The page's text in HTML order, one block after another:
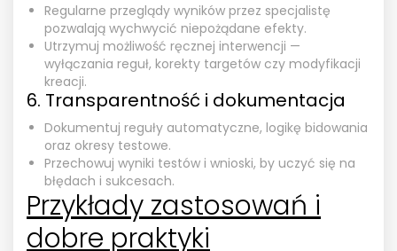
Regularne przeglądy wyników przez specjalistę
pozwalają wychwycić niepożądane efekty.
Utrzymuj możliwość ręcznej interwencji —
wyłączania reguł, korekty targetów czy modyfikacji
kreacji.
6. Transparentność i dokumentacja
Dokumentuj reguły automatyczne, logikę bidowania
oraz okresy testowe.
Przechowuj wyniki testów i wnioski, by uczyć się na
błędach i sukcesach.
Przykłady zastosowań i
dobre praktyki